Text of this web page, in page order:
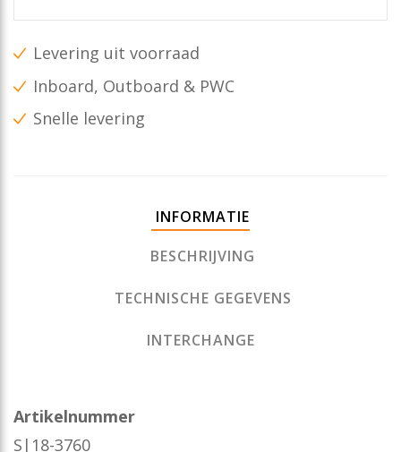
Levering uit voorraad
Inboard, Outboard & PWC
Snelle levering
INFORMATIE
BESCHRIJVING
TECHNISCHE GEGEVENS
INTERCHANGE
Artikelnummer
S|18-3760